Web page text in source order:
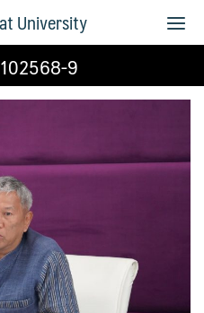
University
9